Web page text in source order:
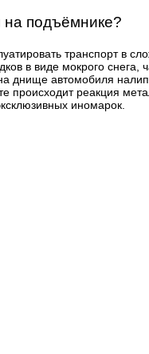
подъёмнике?
транспорт в
в виде мокрого снега,
днище автомобиля
происходит реакция
иномарок.